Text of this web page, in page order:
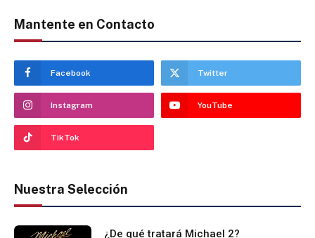
Mantente en Contacto
Facebook Twitter
Instagram YouTube
TikTok
Nuestra Selección
¿De qué tratará Michael 2?